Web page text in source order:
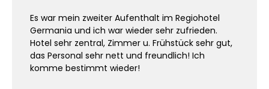
Es war mein zweiter Aufenthalt im Regiohotel
Germania und ich war wieder sehr zufrieden.
Hotel sehr zentral, Zimmer u. Frühstück sehr gut,
das Personal sehr nett und freundlich! Ich
komme bestimmt wieder!